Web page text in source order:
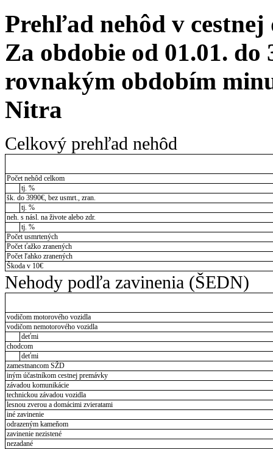
Prehľad nehôd v cestnej
Za obdobie od 01.01. do
rovnakým obdobím
Nitra
Celkový prehľad nehôd
Počet nehôd celkom
tj. %
šk. do 3990€, bez usmrt., zran.
tj. %
neh. s násl. na živote alebo zdr.
tj. %
Počet usmrtených
Počet ťažko zranených
Počet ľahko zranených
Škoda v 10€
Nehody podľa zavinenia (ŠEDN)
vodičom motorového vozidla
vodičom nemotorového vozidla
deťmi
chodcom
deťmi
zamestnancom SŽD
iným účastníkom cestnej premávky
závadou komunikácie
technickou závadou vozidla
lesnou zverou a domácimi zvieratami
iné zavinenie
odrazeným kameňom
zavinenie nezistené
nezadané